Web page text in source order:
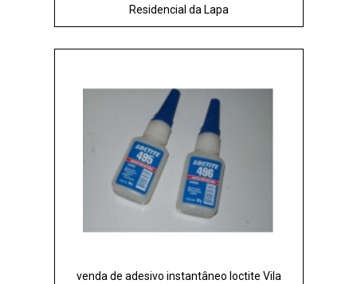
Residencial da Lapa
venda de adesivo instantâneo loctite Vila